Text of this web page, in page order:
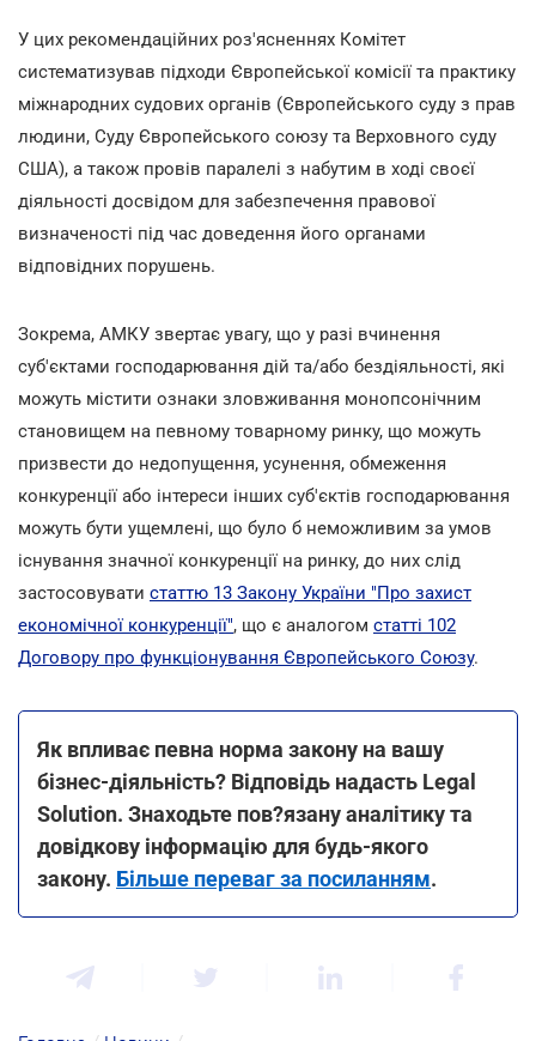
У цих рекомендаційних роз'ясненнях Комітет
систематизував підходи Європейської комісії та практику
міжнародних судових органів (Європейського суду з прав
людини, Суду Європейського союзу та Верховного суду
США), а також провів паралелі з набутим в ході своєї
діяльності досвідом для забезпечення правової
визначеності під час доведення його органами
відповідних порушень.
Зокрема, АМКУ звертає увагу, що у разі вчинення
суб'єктами господарювання дій та/або бездіяльності, які
можуть містити ознаки зловживання монопсонічним
становищем на певному товарному ринку, що можуть
призвести до недопущення, усунення, обмеження
конкуренції або інтереси інших суб'єктів господарювання
можуть бути ущемлені, що було б неможливим за умов
існування значної конкуренції на ринку, до них слід
застосовувати статтю 13 Закону України "Про захист
економічної конкуренції", що є аналогом статті 102
Договору про функціонування Європейського Союзу.
Як впливає певна норма закону на вашу
бізнес-діяльність? Відповідь надасть Legal
Solution. Знаходьте пов?язану аналітику та
довідкову інформацію для будь-якого
закону. Більше переваг за посиланням.